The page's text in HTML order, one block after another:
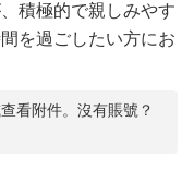
積極的で親しみやす
を過ごしたい方にお
看附件。沒有賬號？